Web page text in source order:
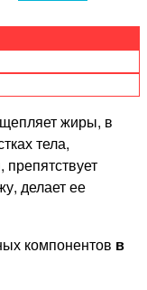
жиры, в
тела,
делает ее
компонентов в